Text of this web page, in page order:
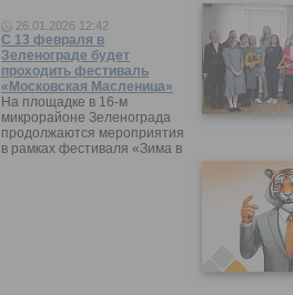
26.01.2026 12:42
С 13 февраля в
Зеленограде будет
проходить фестиваль
«Московская Масленица»
На площадке в 16-м
микрорайоне Зеленограда
продолжаются мероприятия
в рамках фестиваля «Зима в